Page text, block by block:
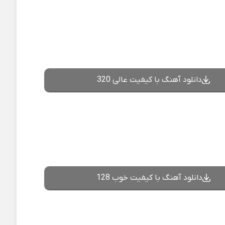
دانلود آهنگ با کیفیت عالی 320
دانلود آهنگ با کیفیت خوب 128